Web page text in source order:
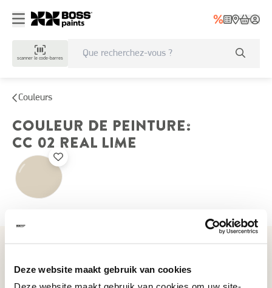
Deze website maakt gebruik van cookies
scanner le code-barres
Couleurs
COULEUR DE PEINTURE:
CC 02 REAL LIME